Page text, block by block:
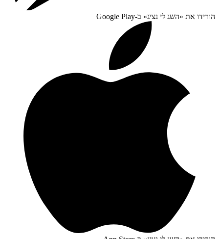
הורידו את «השג לי נציג» ב-Google Play